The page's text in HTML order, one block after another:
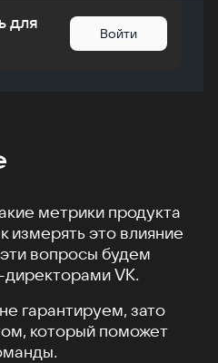
для
Войти
метрики продукта
измерять это влияние
вопросы будем
директорами VK.
гарантируем, зато
который поможет